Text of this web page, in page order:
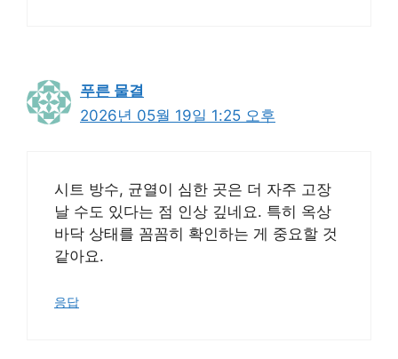
푸른 물결
2026년 05월 19일 1:25 오후
시트 방수, 균열이 심한 곳은 더 자주 고장
날 수도 있다는 점 인상 깊네요. 특히 옥상
바닥 상태를 꼼꼼히 확인하는 게 중요할 것
같아요.
응답